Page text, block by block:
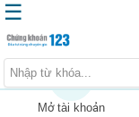
Trang chủ
Kiến thức chứng
☰
Mở tài khoản